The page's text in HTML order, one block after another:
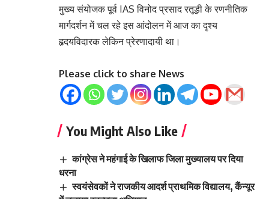
मुख्य संयोजक पूर्व IAS विनोद प्रसाद रतूड़ी के रणनीतिक
मार्गदर्शन में चल रहे इस आंदोलन में आज का दृश्य
हृदयविदारक लेकिन प्रेरणादायी था।
Please click to share News
You Might Also Like
कांग्रेस ने महंगाई के खिलाफ जिला मुख्यालय पर दिया
धरना
स्वयंसेवकों ने राजकीय आदर्श प्राथमिक विद्यालय, कैंन्यूर